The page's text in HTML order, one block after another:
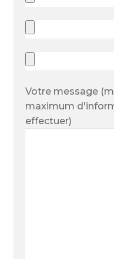
Votre message
maximum
effectuer)